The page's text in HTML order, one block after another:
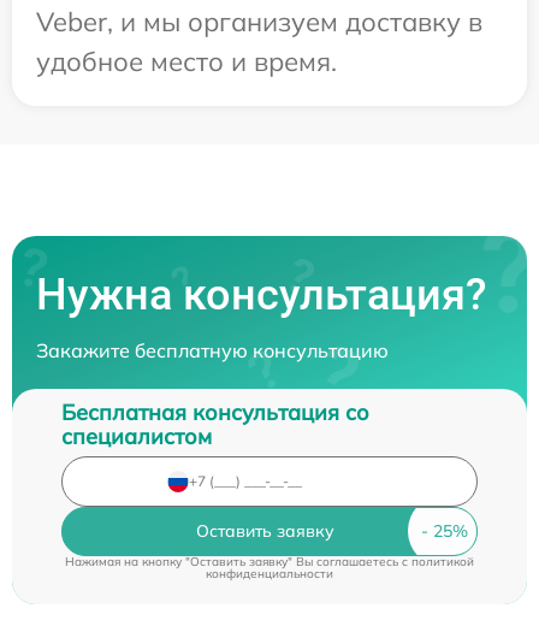
Veber, и мы организуем доставку в
удобное место и время.
Нужна консультация?
Закажите бесплатную консультацию
Бесплатная консультация со
специалистом
Оставить заявку
Нажимая на кнопку "Оставить заявку" Вы соглашаетесь cполитикой
конфиденциальности